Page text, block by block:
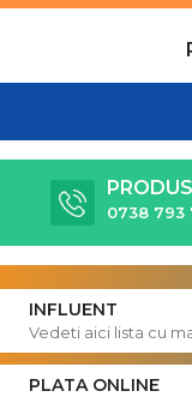
0738 793
INFLUENT
Vedeti aici lista cu
PLATA ONLINE